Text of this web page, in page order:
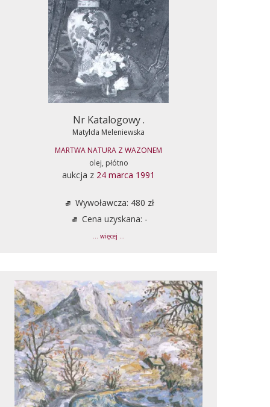
Nr Katalogowy .
Matylda Meleniewska
MARTWA NATURA Z WAZONEM
olej, płótno
aukcja z 24 marca 1991
Wywoławcza: 480 zł
Cena uzyskana: -
... więcej ...